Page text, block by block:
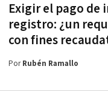
Exigir el pago de
registro: ¿un
con fines
PorRubén Ramallo